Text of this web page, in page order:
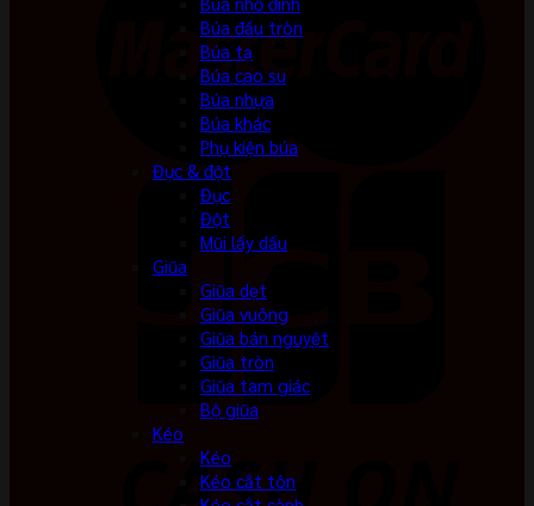
Búa đầu tròn
Búa tạ
Búa cao su
Búa nhựa
Búa khác
Phụ kiện búa
Đục & đột
Đục
Đột
Mũi lấy dấu
Giũa
Giũa dẹt
Giũa vuông
Giũa bán nguyệt
Giũa tròn
Giũa tam giác
Bộ giũa
Kéo
Kéo
Kéo cắt tôn